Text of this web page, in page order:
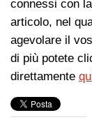
connessi con
articolo, nel
agevolare il
di più potete
direttamente